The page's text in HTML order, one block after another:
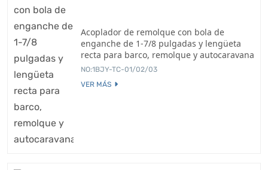
Acoplador de remolque con bola de
enganche de 1-7/8 pulgadas y lengüeta
recta para barco, remolque y autocaravana
NO:1BJY-TC-01/02/03
VER MÁS